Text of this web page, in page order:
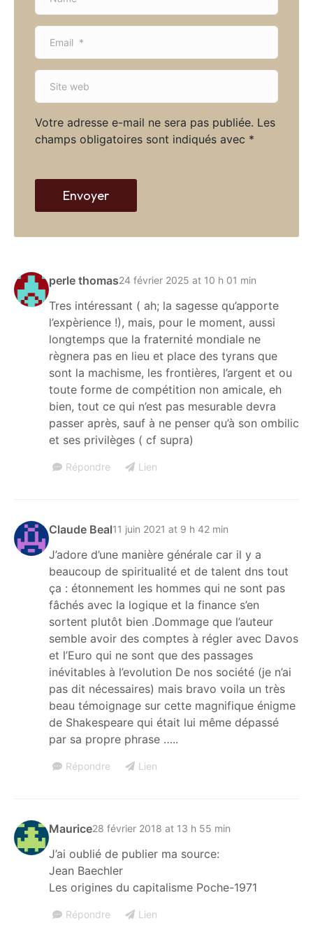
perle thomas24 février 2025 at 10 h 01 min
Tres intéressant ( ah; la sagesse qu’apporte
l’expèrience !), mais, pour le moment, aussi
longtemps que la fraternité mondiale ne
règnera pas en lieu et place des tyrans que
sont la machisme, les frontières, l’argent et ou
toute forme de compétition non amicale, eh
bien, tout ce qui n’est pas mesurable devra
passer après, sauf à ne penser qu’à son ombilic
et ses privilèges ( cf supra)
Répondre Lien
Claude Beal11 juin 2021 at 9 h 42 min
J’adore d’une manière générale car il y a
beaucoup de spiritualité et de talent dns tout
ça : étonnement les hommes qui ne sont pas
fâchés avec la logique et la finance s’en
sortent plutôt bien .Dommage que l’auteur
semble avoir des comptes à régler avec Davos
et l’Euro qui ne sont que des passages
inévitables à l’evolution De nos société (je n’ai
pas dit nécessaires) mais bravo voila un très
beau témoignage sur cette magnifique énigme
de Shakespeare qui était lui même dépassé
par sa propre phrase …..
Répondre Lien
Maurice28 février 2018 at 13 h 55 min
J’ai oublié de publier ma source:
Jean Baechler
Les origines du capitalisme Poche-1971
Répondre Lien
Votre adresse e-mail ne sera pas publiée. Les
champs obligatoires sont indiqués avec *
m
*
E
a
l
*
S
e
w
b
Envoyer